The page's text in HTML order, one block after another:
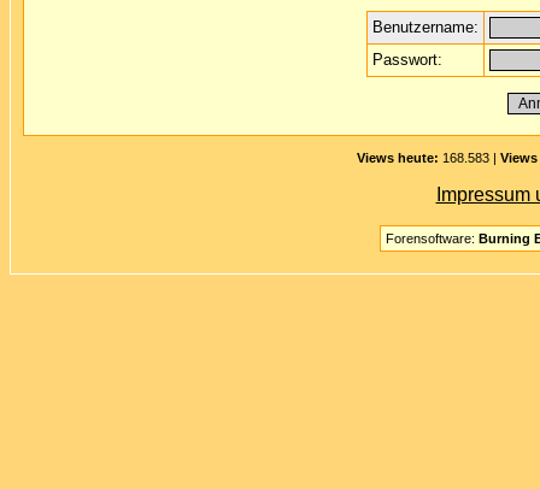
Benutzername:
Passwort:
Views heute: 168.583 |
Forensoftware: Burning